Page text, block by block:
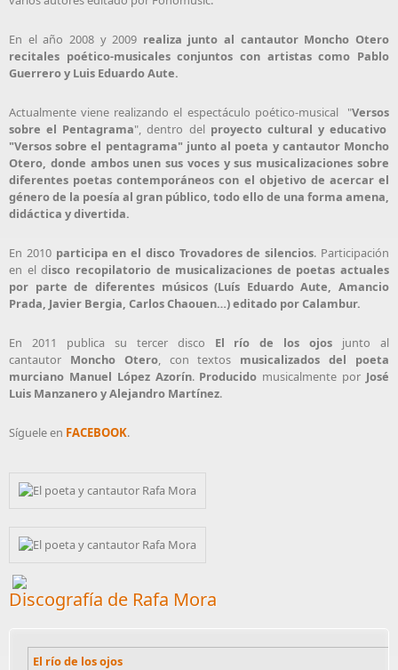
En el año 2008 y 2009 realiza junto al cantautor Moncho Otero
recitales poético-musicales conjuntos con artistas como Pablo
Guerrero y Luis Eduardo Aute.
Actualmente viene realizando el espectáculo poético-musical "Versos
sobre el Pentagrama", dentro del proyecto cultural y educativo
"Versos sobre el pentagrama" junto al poeta y cantautor Moncho
Otero, donde ambos unen sus voces y sus musicalizaciones sobre
diferentes poetas contemporáneos con el objetivo de acercar el
género de la poesía al gran público, todo ello de una forma amena,
didáctica y divertida.
En 2010 participa en el disco Trovadores de silencios. Participación
en el disco recopilatorio de musicalizaciones de poetas actuales
por parte de diferentes músicos (Luís Eduardo Aute, Amancio
Prada, Javier Bergia, Carlos Chaouen…) editado por Calambur.
En 2011 publica su tercer disco El río de los ojos junto al
cantautor Moncho Otero, con textos musicalizados del poeta
murciano Manuel López Azorín. Producido musicalmente por José
Luis Manzanero y Alejandro Martínez.
Síguele en FACEBOOK.
Discografía de Rafa Mora
El río de los ojos